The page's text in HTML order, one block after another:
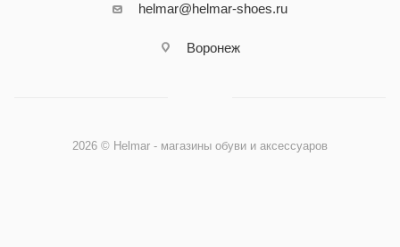
helmar@helmar-shoes.ru
Воронеж
2026 © Helmar - магазины обуви и аксессуаров